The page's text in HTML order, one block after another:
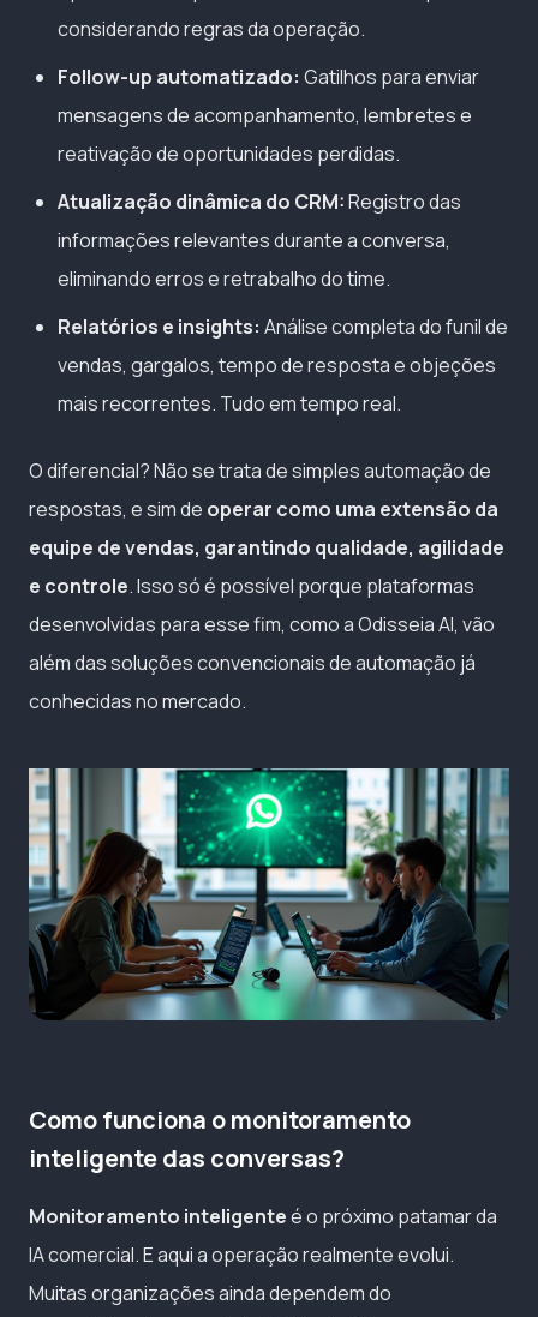
considerando regras da operação.
Follow-up automatizado: Gatilhos para enviar
mensagens de acompanhamento, lembretes e
reativação de oportunidades perdidas.
Atualização dinâmica do CRM:Registro das
informações relevantes durante a conversa,
eliminando erros e retrabalho do time.
Relatórios e insights: Análise completa do funil de
vendas, gargalos, tempo de resposta e objeções
mais recorrentes. Tudo em tempo real.
O diferencial? Não se trata de simples automação de
respostas, e sim de operar como uma extensão da
equipe de vendas, garantindo qualidade, agilidade
e controle. Isso só é possível porque plataformas
desenvolvidas para esse fim, como a Odisseia AI, vão
além das soluções convencionais de automação já
conhecidas no mercado.
Como funciona o monitoramento
inteligente das conversas?
Monitoramento inteligenteé o próximo patamar da
IA comercial. E aqui a operação realmente evolui.
Muitas organizações ainda dependem do